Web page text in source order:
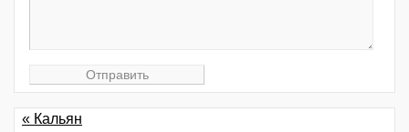
« Кальян